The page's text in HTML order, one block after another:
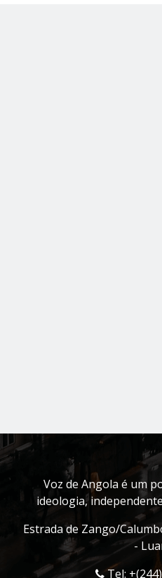
Voz de Angola é um
ideologia,
Estrada de Zango/
-
Tel: